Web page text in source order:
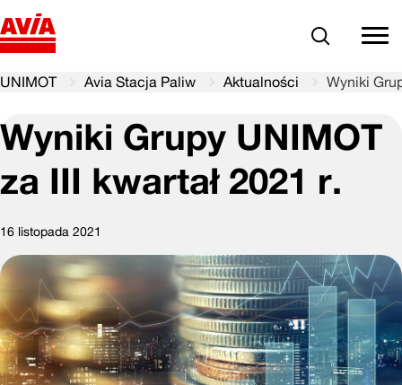
Szukaj
UNIMOT Avia Stacja Paliw Aktualności Wyniki
Wyniki Grupy UNIMOT
za III kwartał 2021 r.
16 listopada 2021